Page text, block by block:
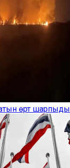
өрт шарпыды